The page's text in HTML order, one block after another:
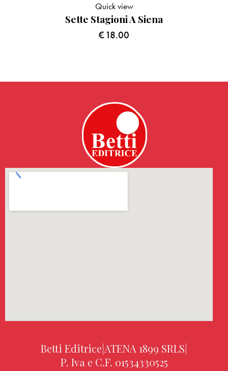
Sette Stagioni A Siena
€18.00
Quick view
Betti Editrice|ATENA 1899 SRLS|
P. Iva e C.F. 01534330525